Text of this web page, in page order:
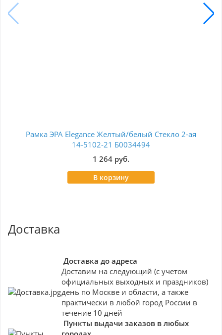
Рамка ЭРА Elegance Желтый/белый Стекло 2-ая
14-5102-21 Б0034494
1 264 руб.
В корзину
Доставка
Доставка до адреса
Доставим на следующий (с учетом
официальных выходных и праздников)
день по Москве и области, а также
практически в любой город России в
течение 10 дней
Пункты выдачи заказов в любых